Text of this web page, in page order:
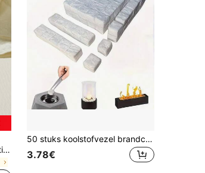
1 stuk unisex retro riem met stierenkopgesp, klassiek gegraveerd PU-leren modeaccessoire, casual tailleband in westernstijl
50 stuks koolstofvezel brandchips - Speciaal ontworpen voor bio-ethanol tafelhaarden. Inclusief ethanolbrandstof, geschikt voor binnen- en buitenhaarden, kamperen, barbecueën en koken. Gemakkelijk in gebruik.
3.78€